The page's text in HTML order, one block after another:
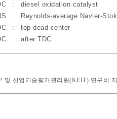
:
diesel oxidation catalyst
:
Reynolds-average Navier-
:
top-dead center
: after TDC
및 산업기술평가관리원(KEIT) 연구비